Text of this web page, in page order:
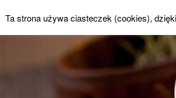
Ta strona używa ciasteczek (cookies),